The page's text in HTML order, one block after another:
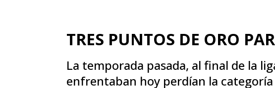
TRES PUNTOS DE ORO
La temporada pasada, al final de la
enfrentaban hoy perdían la